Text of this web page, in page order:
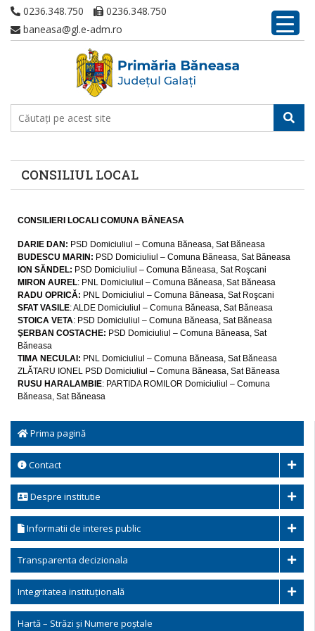
0236.348.750
0236.348.750
baneasa@gl.e-adm.ro
CONSILIUL LOCAL
Prima pagină
Contact
Despre institutie
Informatii de interes public
Transparenta decizionala
Integritatea instituțională
Hartă – Străzi și Numere poștale
CONSILIERI LOCALI COMUNA BĂNEASA
DARIE DAN: PSD Domiciuliul – Comuna Băneasa, Sat Băneasa
BUDESCU MARIN: PSD Domiciuliul – Comuna Băneasa, Sat Băneasa
ION SĂNDEL: PSD Domiciuliul – Comuna Băneasa, Sat Roşcani
MIRON AUREL: PNL Domiciuliul – Comuna Băneasa, Sat Băneasa
RADU OPRICĂ: PNL Domiciuliul – Comuna Băneasa, Sat Roşcani
SFAT VASILE: ALDE Domiciuliul – Comuna Băneasa, Sat Băneasa
STOICA VETA: PSD Domiciuliul – Comuna Băneasa, Sat Băneasa
ŞERBAN COSTACHE: PSD Domiciuliul – Comuna Băneasa, Sat
Băneasa
TIMA NECULAI: PNL Domiciuliul – Comuna Băneasa, Sat Băneasa
ZLĂTARU IONEL PSD Domiciuliul – Comuna Băneasa, Sat Băneasa
RUSU HARALAMBIE: PARTIDA ROMILOR Domiciuliul – Comuna
Băneasa, Sat Băneasa